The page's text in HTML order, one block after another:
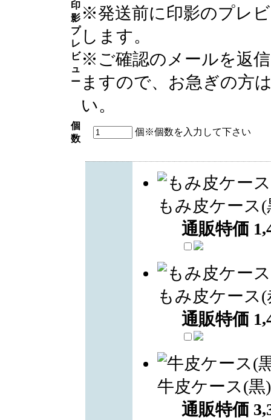
印
影
プ
レ
ビ
ュ
ー
※発送前に印影のプレ
します。
※ご確認のメールを返
ますので、お急ぎの方
い。
個
数
個※個数を入力して下さい
もみ皮ケース(
通販特価
もみ皮ケース(
通販特価
牛皮ケース(黒)
通販特価